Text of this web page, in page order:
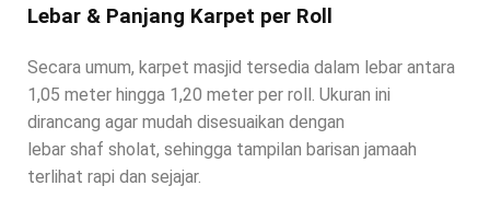
Lebar & Panjang Karpet per Roll
Secara umum, karpet masjid tersedia dalam lebar antara
1,05 meter hingga 1,20 meter per roll. Ukuran ini
dirancang agar mudah disesuaikan dengan
lebar shaf sholat, sehingga tampilan barisan jamaah
terlihat rapi dan sejajar.